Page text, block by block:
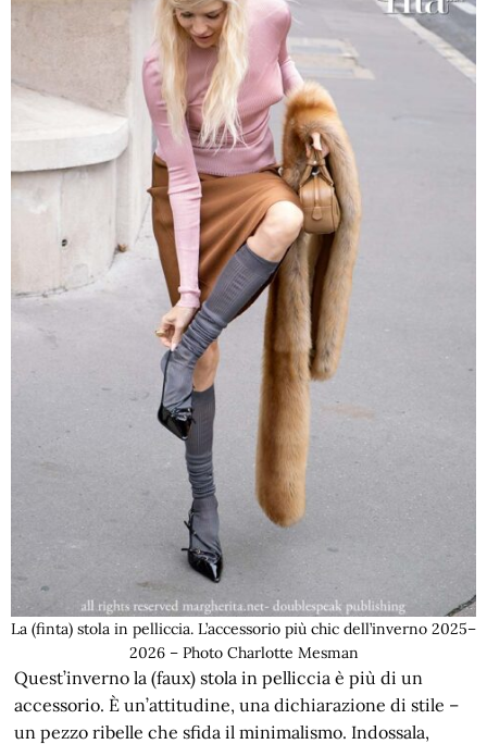
La (finta) stola in pelliccia. L’accessorio più chic dell’inverno 2025–
2026 – Photo Charlotte Mesman
Quest’inverno la (faux) stola in pelliccia è più di un
accessorio. È un’attitudine, una dichiarazione di stile –
un pezzo ribelle che sfida il minimalismo. Indossala,